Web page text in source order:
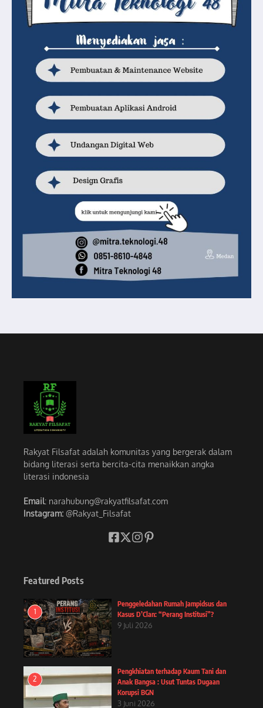
Rakyat Filsafat adalah komunitas yang bergerak dalam
bidang literasi serta bercita-cita menaikkan angka
literasi indonesia
Email: narahubung@rakyatfilsafat.com
Instagram: @Rakyat_Filsafat
Featured Posts
1
Penggeledahan Rumah Jampidsus dan
Kasus D’Clan: “Perang Institusi”?
9 Juli 2026
2
Pengkhiatan terhadap Kaum Tani dan
Anak Bangsa : Usut Tuntas Dugaan
Korupsi BGN
3 Juni 2026